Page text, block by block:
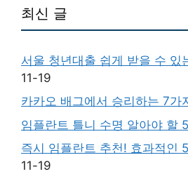
최신 글
서울 청년대출 쉽게 받을 수 있
11-19
카카오 배그에서 승리하는 7가
임플란트 틀니 수명 알아야 할
즉시 임플란트 추천! 효과적인
11-19